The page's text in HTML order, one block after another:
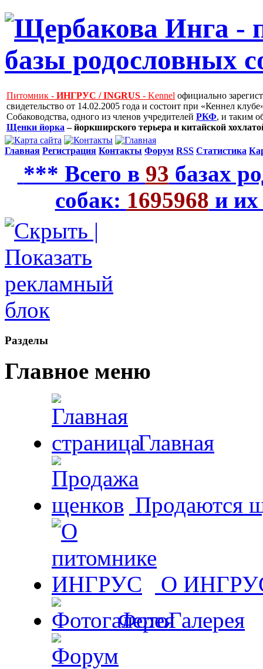
Питомник - ИНГРУС / INGRUS - Kennel официально
свидетельство от 14.02.2005 года и состоит при «Кеннел
Собаководства, одного из членов учредителей РКФ, и таким
Щенки йорка – йоркширского терьера и китайской
Главная Регистрация Контакты Форум RSS Статистика
*** Всего в 93 базах
собак: 1695968 и
Рaзделы
Главное меню
Главная
Продаются
О
ФотоГалерея